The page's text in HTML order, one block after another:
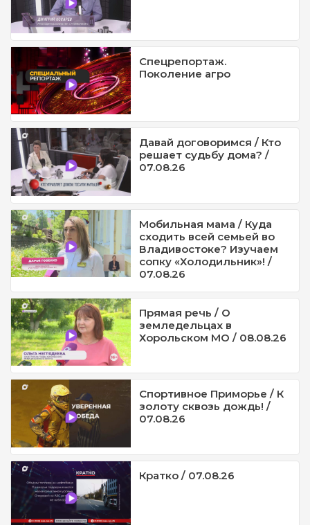
Спецрепортаж.
Поколение агро
Давай договоримся / Кто
решает судьбу дома? /
07.08.26
Мобильная мама / Куда
сходить всей семьей во
Владивостоке? Изучаем
сопку «Холодильник»! /
07.08.26
Прямая речь / О
земледельцах в
Хорольском МО / 08.08.26
Спортивное Приморье / К
золоту сквозь дождь! /
07.08.26
Кратко / 07.08.26